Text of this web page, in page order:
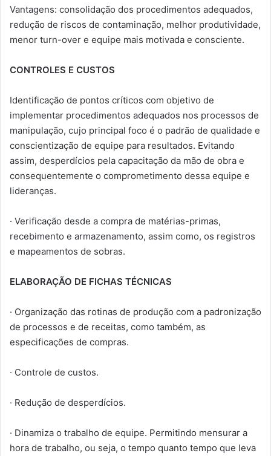
Vantagens: consolidação dos procedimentos adequados,
redução de riscos de contaminação, melhor produtividade,
menor turn-over e equipe mais motivada e consciente.
CONTROLES E CUSTOS
Identificação de pontos críticos com objetivo de
implementar procedimentos adequados nos processos de
manipulação, cujo principal foco é o padrão de qualidade e
conscientização de equipe para resultados. Evitando
assim, desperdícios pela capacitação da mão de obra e
consequentemente o comprometimento dessa equipe e
lideranças.
· Verificação desde a compra de matérias-primas,
recebimento e armazenamento, assim como, os registros
e mapeamentos de sobras.
ELABORAÇÃO DE FICHAS TÉCNICAS
· Organização das rotinas de produção com a padronização
de processos e de receitas, como também, as
especificações de compras.
· Controle de custos.
· Redução de desperdícios.
· Dinamiza o trabalho de equipe. Permitindo mensurar a
hora de trabalho, ou seja, o tempo quanto tempo que leva